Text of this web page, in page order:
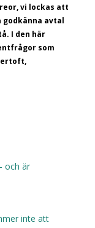
vi lockas att
avtal
I den här
som
och är
inte att